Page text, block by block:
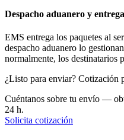
Despacho aduanero y
EMS entrega los paquetes al
despacho aduanero lo
normalmente, los destinatarios
¿Listo para enviar? Cotización
Cuéntanos sobre tu envío —
24 h.
Solicita cotización